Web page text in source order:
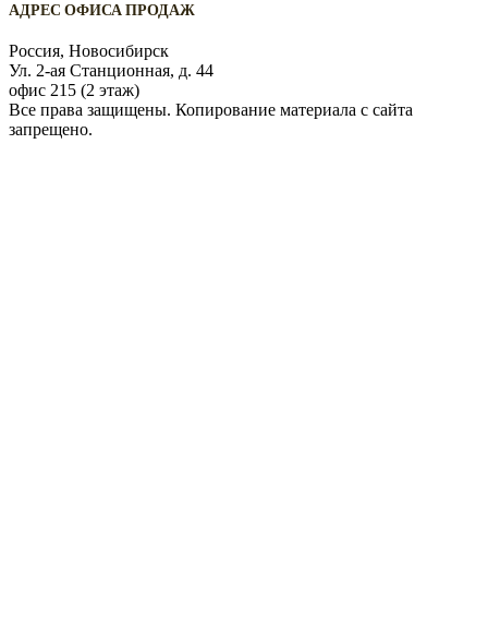
АДРЕС ОФИСА ПРОДАЖ
Россия, Новосибирск
Ул. 2-ая Станционная, д. 44
офис 215 (2 этаж)
Все права защищены. Копирование материала с сайта
запрещено.